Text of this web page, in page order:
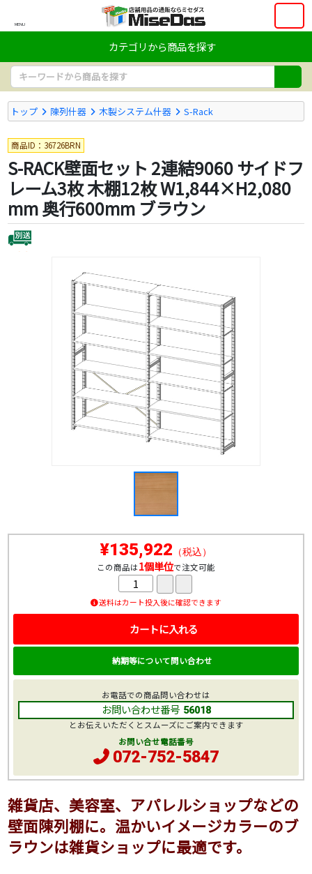
MENU
カテゴリから商品を探す
トップ 陳列什器 木製システム什器 S-Rack
商品ID：36726BRN
S-RACK壁面セット 2連結9060 サイドフ
レーム3枚 木棚12枚 W1,844×H2,080
mm 奥行600mm ブラウン
雑貨店、美容室、アパレルショップなどの
壁面陳列棚に。温かいイメージカラーのブ
ラウンは雑貨ショップに最適です。
¥135,922 （税込）
この商品は1個単位で注文可能
送料はカート投入後に確認できます
カートに入れる
納期等について問い合わせ
お電話での商品問い合わせは
お問い合わせ番号 56018
とお伝えいただくとスムーズにご案内できます
お問い合せ電話番号
072-752-5847